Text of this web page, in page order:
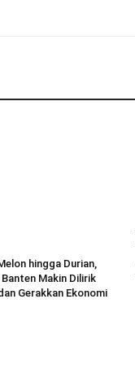
hingga Durian,
Makin Dilirik
Gerakkan Ekonomi